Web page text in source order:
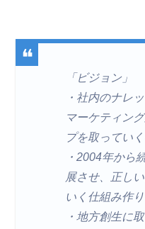
「ビジョン」
・社内のナレ
マーケティン
プを取ってい
・2004年から
展させ、正し
いく仕組み作
・地方創生に